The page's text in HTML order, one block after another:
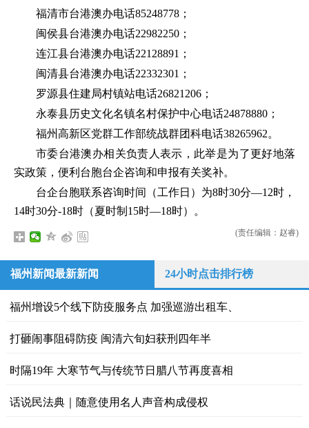
福清市台港澳办电话85248778；
闽侯县台港澳办电话22982250；
连江县台港澳办电话22128891；
闽清县台港澳办电话22332301；
罗源县住建局村镇站电话26821206；
永泰县历史文化名镇名村保护中心电话24878880；
福州高新区党群工作部统战群团科电话38265962。
市委台港澳办相关负责人表示，此举是为了更好地落
实政策，便利台胞台企咨询和申报有关奖补。
台企台胞联系咨询时间（工作日）为8时30分—12时，
14时30分-18时（夏时制15时—18时）。
(责任编辑：赵睿)
福州新闻最新新闻 24小时点击排行榜
福州增设5个线下防疫服务点 加强巡游出租车、
打砸闹事阻碍防疫 闽清六旬妇获刑四年半
时隔19年 大寒节气与传统节日腊八节再度喜相
话说民法典｜随意使用名人声音构成侵权